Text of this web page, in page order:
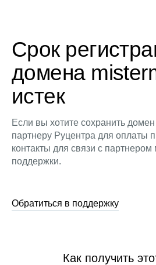
Срок
домена
истек
Если вы хотите сохранить
партнеру Руцентра для оплаты
контакты для связи с
поддержки.
Обратиться в поддержку
Как получить